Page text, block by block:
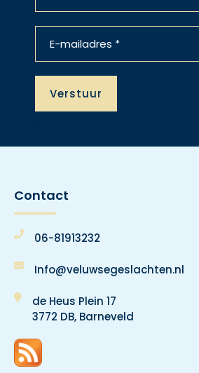
Contact
06-81913232
Info@veluwsegeslachten.nl
de Heus Plein 17
3772 DB, Barneveld